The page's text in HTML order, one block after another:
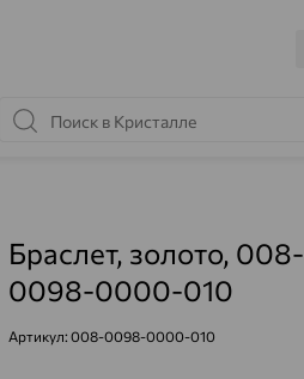
Браслет, золото, 008-
0098-0000-010
Артикул: 008-0098-0000-010